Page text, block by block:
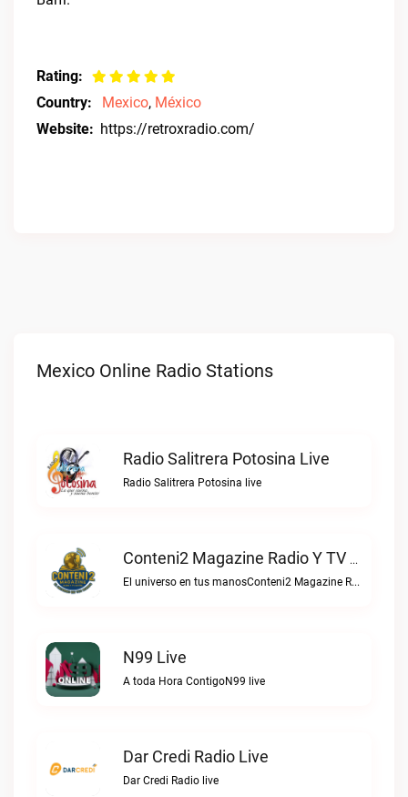
Rating:
Country:
Mexico, México
Website: https://retroxradio.com/
Mexico Online Radio Stations
Radio Salitrera Potosina Live
Radio Salitrera Potosina live
Conteni2 Magazine Radio Y TV Digital Live
El universo en tus manosConteni2 Magazine Radio y TV Digital live
N99 Live
A toda Hora ContigoN99 live
Dar Credi Radio Live
Dar Credi Radio live